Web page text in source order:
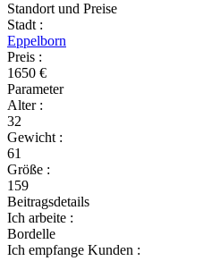
Standort und Preise
Stadt :
Eppelborn
Preis :
1650 €
Parameter
Alter :
32
Gewicht :
61
Größe :
159
Beitragsdetails
Ich arbeite :
Bordelle
Ich empfange Kunden :